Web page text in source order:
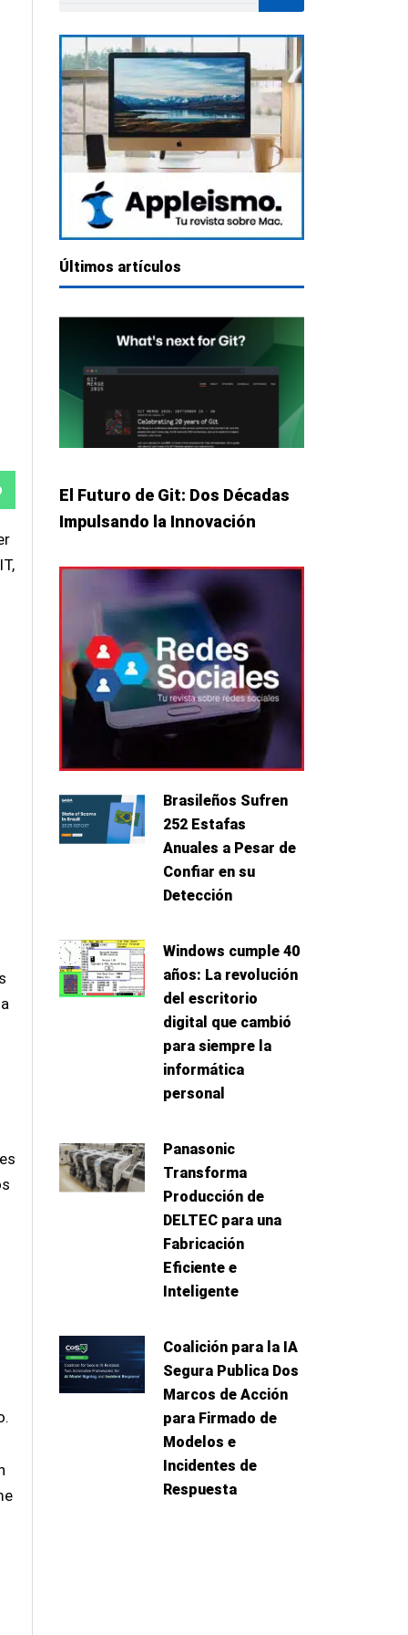
Últimos artículos
El Futuro de Git: Dos Décadas
Impulsando la Innovación
Brasileños Sufren
252 Estafas
Anuales a Pesar de
Confiar en su
Detección
Windows cumple 40
años: La revolución
del escritorio
digital que cambió
para siempre la
informática
personal
Panasonic
Transforma
Producción de
DELTEC para una
Fabricación
Eficiente e
Inteligente
Coalición para la IA
Segura Publica Dos
Marcos de Acción
para Firmado de
Modelos e
Incidentes de
Respuesta